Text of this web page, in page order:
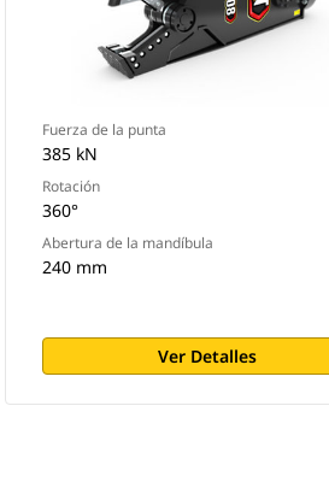
Fuerza de la punta
385 kN
Rotación
360°
Abertura de la mandíbula
240 mm
Ver Detalles